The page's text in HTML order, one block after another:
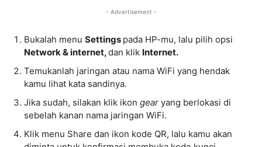
- Advertisement -
Bukalah menu Settings pada HP-mu, lalu pilih opsi
Network & internet,dan klik Internet.
Temukanlah jaringan atau nama WiFi yang hendak
kamu lihat kata sandinya.
Jika sudah, silakan klik ikon gear yang berlokasi di
sebelah kanan nama jaringan WiFi.
Klik menu Share dan ikon kode QR, lalu kamu akan